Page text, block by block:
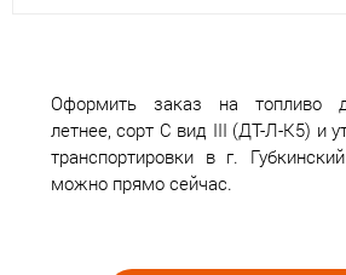
Оформить заказ на топливо
летнее, сорт С вид III (ДТ-Л-К5) и
транспортировки в г.
можно прямо сейчас.